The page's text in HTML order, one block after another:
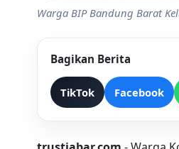
Warga BIP Bandung Barat
Bagikan Berita
TikTok Facebook